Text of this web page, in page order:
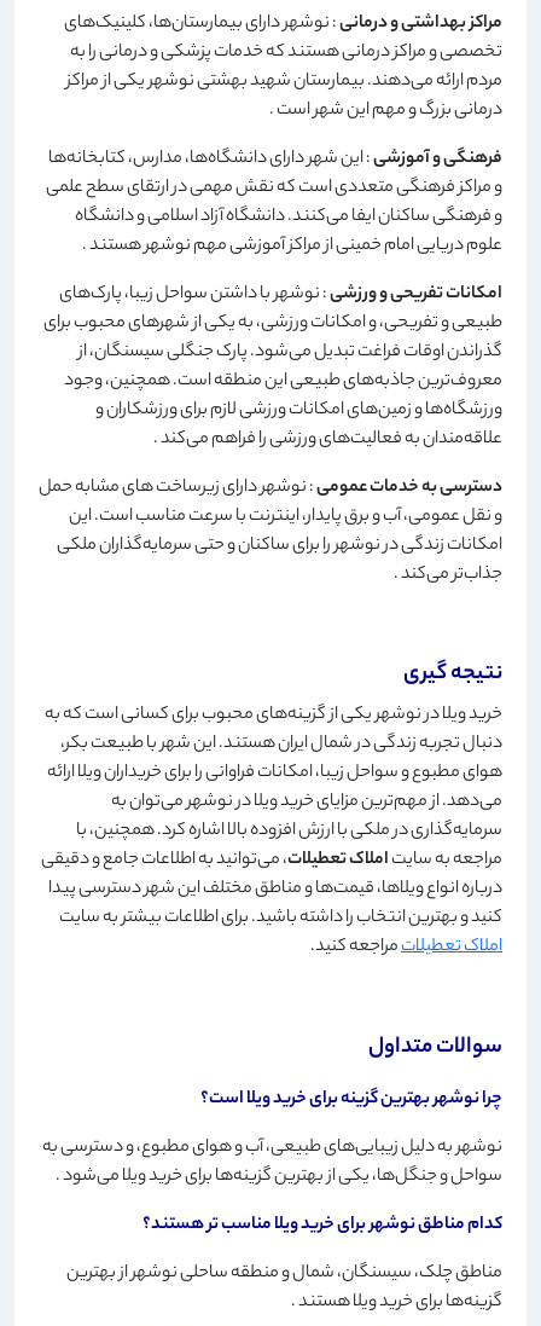
مراکز بهداشتی و درمانی: نوشهر دارای بیمارستان‌ها، کلینیک‌های
تخصصی و مراکز درمانی هستند که خدمات پزشکی و درمانی را به
مردم ارائه می‌دهند. بیمارستان شهید بهشتی نوشهر یکی از مراکز
درمانی بزرگ و مهم این شهر است.
فرهنگی و آموزشی: این شهر دارای دانشگاه‌ها، مدارس، کتابخانه‌ها
و مراکز فرهنگی متعددی است که نقش مهمی در ارتقای سطح علمی
و فرهنگی ساکنان ایفا می‌کنند. دانشگاه آزاد اسلامی و دانشگاه
علوم دریایی امام خمینی از مراکز آموزشی مهم نوشهر هستند.
امکانات تفریحی و ورزشی: نوشهر با داشتن سواحل زیبا، پارک‌های
طبیعی و تفریحی، و امکانات ورزشی، به یکی از شهرهای محبوب برای
گذراندن اوقات فراغت تبدیل می‌شود. پارک جنگلی سیسنگان، از
معروف‌ترین جاذبه‌های طبیعی این منطقه است. همچنین، وجود
ورزشگاه‌ها و زمین‌های امکانات ورزشی لازم برای ورزشکاران و
علاقه‌مندان به فعالیت‌های ورزشی را فراهم می‌کند.
دسترسی به خدمات عمومی: نوشهر دارای زیرساخت های مشابه حمل
و نقل عمومی، آب و برق پایدار، اینترنت با سرعت مناسب است. این
امکانات زندگی در نوشهر را برای ساکنان و حتی سرمایه‌گذاران ملکی
جذاب‌تر می‌کند.
نتیجه گیری
خرید ویلا در نوشهر یکی از گزینه‌های محبوب برای کسانی است که به
دنبال تجربه زندگی در شمال ایران هستند. این شهر با طبیعت بکر،
هوای مطبوع و سواحل زیبا، امکانات فراوانی را برای خریداران ویلا ارائه
می‌دهد. از مهم‌ترین مزایای خرید ویلا در نوشهر می‌توان به
سرمایه‌گذاری در ملکی با ارزش افزوده بالا اشاره کرد. همچنین، با
مراجعه به سایتاملاک تعطیلات، می‌توانید به اطلاعات جامع و دقیقی
درباره انواع ویلاها، قیمت‌ها و مناطق مختلف این شهر دسترسی پیدا
کنید و بهترین انتخاب را داشته باشید. برای اطلاعات بیشتر به سایت
املاک تعطیلاتمراجعه کنید.
سوالات متداول
چرا نوشهر بهترین گزینه برای خرید ویلا است؟
نوشهر به دلیل زیبایی‌های طبیعی، آب و هوای مطبوع، و دسترسی به
سواحل و جنگل‌ها، یکی از بهترین گزینه‌ها برای خرید ویلا می‌شود.
کدام مناطق نوشهر برای خرید ویلا مناسب تر هستند؟
مناطق چلک، سیسنگان، شمال و منطقه ساحلی نوشهر از بهترین
گزینه‌ها برای خرید ویلا هستند.